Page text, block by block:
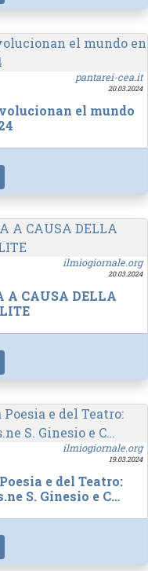
pantarei-cea.it
20.03.2024
el mundo
ilmiogiornale.org
20.03.2024
A CAUSA DELLA
ilmiogiornale.org
19.03.2024
e del Teatro:
S. Ginesio e C…